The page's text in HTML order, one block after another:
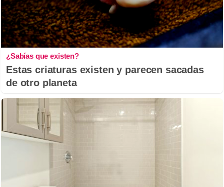
¿Sabías que existen?
Estas criaturas existen y parecen sacadas
de otro planeta